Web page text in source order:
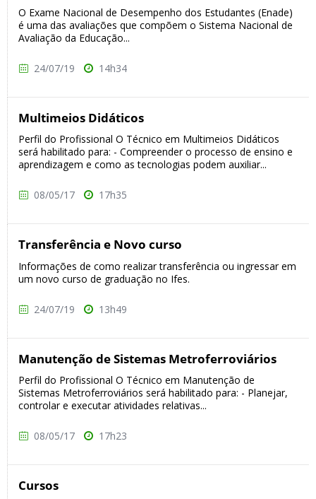
O Exame Nacional de Desempenho dos Estudantes (Enade)
é uma das avaliações que compõem o Sistema Nacional de
Avaliação da Educação...
24/07/19 14h34
Multimeios Didáticos
Perfil do Profissional O Técnico em Multimeios Didáticos
será habilitado para: - Compreender o processo de ensino e
aprendizagem e como as tecnologias podem auxiliar...
08/05/17 17h35
Transferência e Novo curso
Informações de como realizar transferência ou ingressar em
um novo curso de graduação no Ifes.
24/07/19 13h49
Manutenção de Sistemas Metroferroviários
Perfil do Profissional O Técnico em Manutenção de
Sistemas Metroferroviários será habilitado para: - Planejar,
controlar e executar atividades relativas...
08/05/17 17h23
Cursos